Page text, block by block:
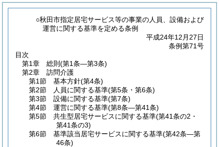
○秋田市指定居宅サービス等の事業の人員、設備および
運営に関する基準を定める条例
平成24年12月27日
条例第71号
目次
第1章
総則 (第1条―第3条)
第2章
訪問介護
第1節
基本方針(第4条)
第2節
人員に関する基準(第5条・第6条)
第3節
設備に関する基準(第7条)
第4節
運営に関する基準(第8条―第41条)
第5節
共生型居宅サービスに関する基準(第41条の2・
第41条の3)
第6節
基準該当居宅サービスに関する基準(第42条―第
46条)